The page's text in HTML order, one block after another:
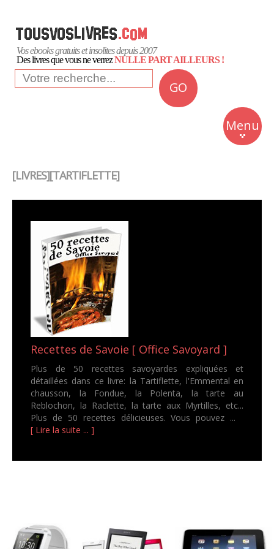
Vos ebooks gratuits et insolites depuis 2007
Des livres que vous ne verrezNULLE PART AILLEURS !
GO
Menu
Insolite
Business
[LIVRES][TARTIFLETTE]
Recettes de Savoie [ Office Savoyard ]
Plus de 50 recettes savoyardes expliquées et
détaillées dans ce livre: la Tartiflette, l'Emmental en
chausson, la Fondue, la Polenta, la tarte au
Reblochon, la Raclette, la tarte aux Myrtilles, etc...
Plus de 50 recettes délicieuses. Vous pouvez ...
[ Lire la suite ... ]